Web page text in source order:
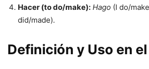
Hacer (to do/make): Hago (I do/
did/made).
Definición y Uso en